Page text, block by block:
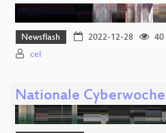
Newsflash 2022-12-28
40
cel
Nationale